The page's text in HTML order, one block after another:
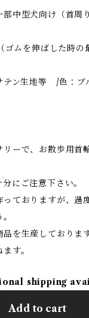
中型犬向け（首周
ゴムを伸ばした時の
ン生地等 /色：
ーで、お散歩用首
にご注意下さい。
ておりますが、過
を生産しておりま
す。
shipping
Add to cart